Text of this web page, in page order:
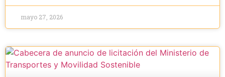
mayo 27, 2026